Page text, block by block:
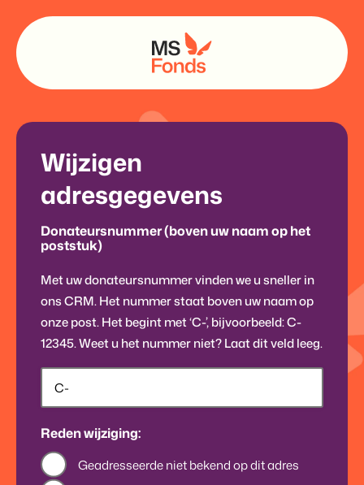
Wijzigen
adresgegevens
Donateursnummer (boven uw naam op het
poststuk)
Met uw donateursnummer vinden we u sneller in
ons CRM. Het nummer staat boven uw naam op
onze post. Het begint met ‘C-’, bijvoorbeeld: C-
12345. Weet u het nummer niet? Laat dit veld leeg.
Reden wijziging:
Geadresseerde niet bekend op dit adres